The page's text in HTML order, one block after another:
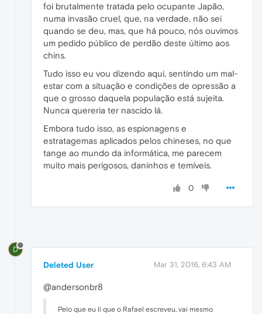
foi brutalmente tratada pelo ocupante Japão,
numa invasão cruel, que, na verdade, não sei
quando se deu, mas, que há pouco, nós ouvimos
um pedido público de perdão deste último aos
chins.
Tudo isso eu vou dizendo aqui, sentindo um mal-
estar com a situação e condições de opressão a
que o grosso daquela população está sujeita.
Nunca quereria ter nascido lá.
Embora tudo isso, as espionagens e
estratagemas aplicados pelos chineses, no que
tange ao mundo da informática, me parecem
muito mais perigosos, daninhos e temíveis.
0
D
Deleted User Mar 31, 2016, 6:43 AM
@andersonbr8
Pelo que eu li que o Rafael escreveu, vai mesmo